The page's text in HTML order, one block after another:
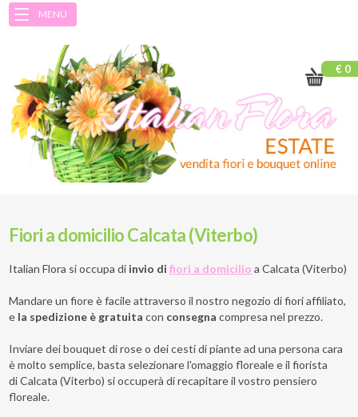
MENU
€ 0
Fiori a domicilio Calcata (Viterbo)
Italian Flora si occupa di invio difiori a domicilio a Calcata (Viterbo)
Mandare un fiore è facile attraverso il nostro negozio di fiori affiliato,
e la spedizione è gratuita con consegna compresa nel prezzo.
Inviare dei bouquet di rose o dei cesti di piante ad una persona cara
è molto semplice, basta selezionare l'omaggio floreale e il fiorista
di Calcata (Viterbo) si occuperà di recapitare il vostro pensiero
floreale.